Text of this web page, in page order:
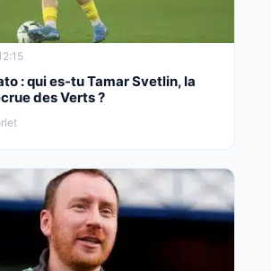
: qui es-tu Tamar Svetlin, la
des Verts ?